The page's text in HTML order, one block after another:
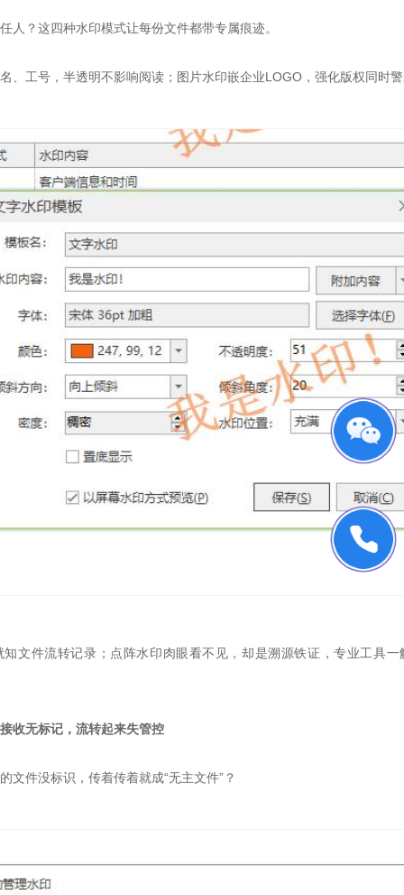
人？这四种水印模式让每份文件都带专属痕迹。
、工号，半透明不影响阅读；图片水印嵌企业LOGO，强化版权同时
文件流转记录；点阵水印肉眼看不见，却是溯源铁证，专业工具一
收无标记，流转起来失管控
文件没标识，传着传着就成“无主文件”？